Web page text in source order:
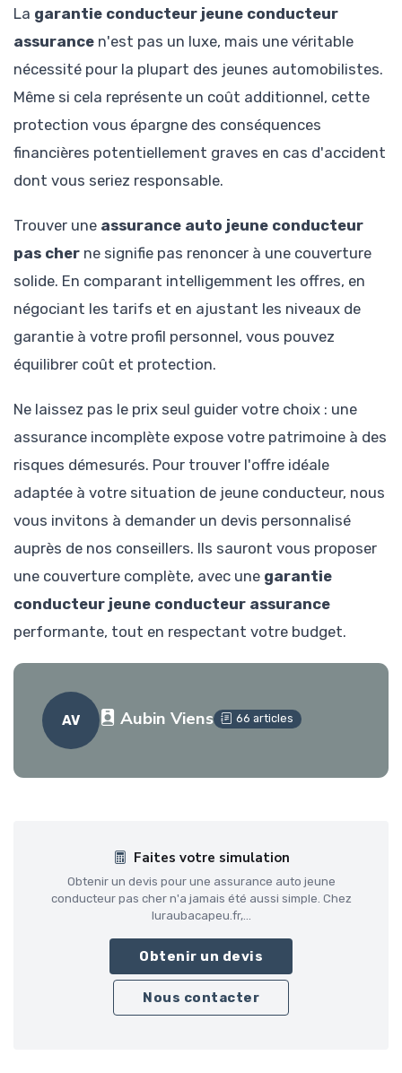
La garantie conducteur jeune conducteur
assurance n'est pas un luxe, mais une véritable
nécessité pour la plupart des jeunes automobilistes.
Même si cela représente un coût additionnel, cette
protection vous épargne des conséquences
financières potentiellement graves en cas d'accident
dont vous seriez responsable.
Trouver une assurance auto jeune conducteur
pas cher ne signifie pas renoncer à une couverture
solide. En comparant intelligemment les offres, en
négociant les tarifs et en ajustant les niveaux de
garantie à votre profil personnel, vous pouvez
équilibrer coût et protection.
Ne laissez pas le prix seul guider votre choix : une
assurance incomplète expose votre patrimoine à des
risques démesurés. Pour trouver l'offre idéale
adaptée à votre situation de jeune conducteur, nous
vous invitons à demander un devis personnalisé
auprès de nos conseillers. Ils sauront vous proposer
une couverture complète, avec une garantie
conducteur jeune conducteur assurance
performante, tout en respectant votre budget.
AV Aubin Viens 66 articles
Faites votre simulation
Obtenir un devis pour une assurance auto jeune
conducteur pas cher n'a jamais été aussi simple. Chez
luraubacapeu.fr,...
Obtenir un devis
Nous contacter